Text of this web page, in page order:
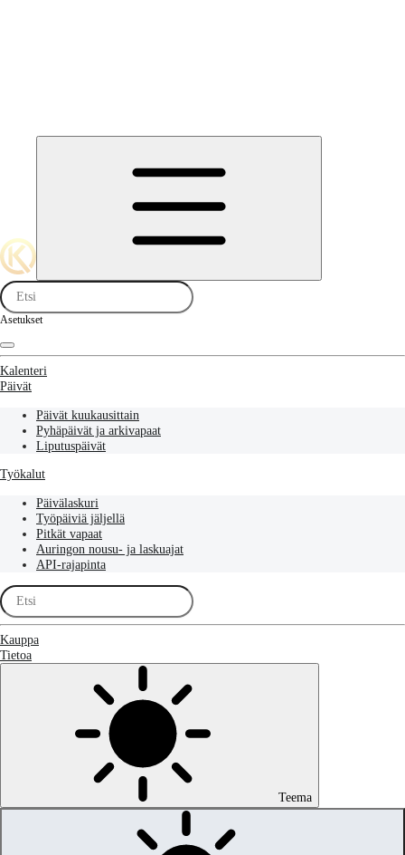
Asetukset
Kalenteri
Päivät
Päivät kuukausittain
Pyhäpäivät ja arkivapaat
Liputuspäivät
Työkalut
Päivälaskuri
Työpäiviä jäljellä
Pitkät vapaat
Auringon nousu- ja laskuajat
API-rajapinta
Kauppa
Tietoa
Teema